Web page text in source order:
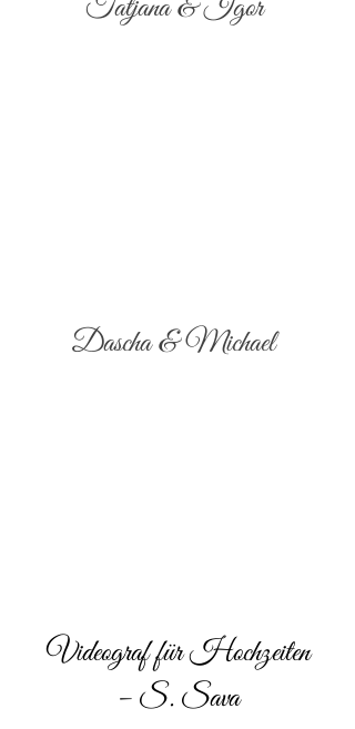
Tatjana & Igor
Dascha & Michael
Videograf für Hochzeiten
– S. Sava